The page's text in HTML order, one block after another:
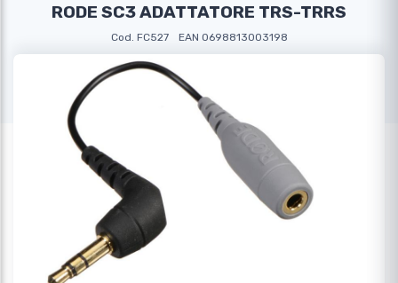
RODE SC3 ADATTATORE TRS-TRRS
Cod. FC527 EAN 0698813003198